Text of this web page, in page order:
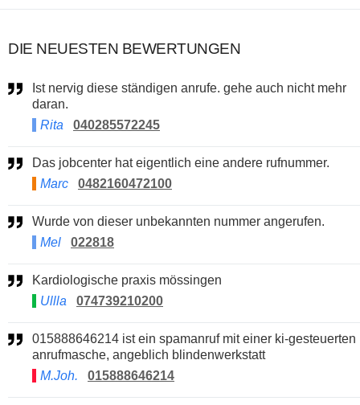
DIE NEUESTEN BEWERTUNGEN
daran.
Rita
040285572245
Das jobcenter hat eigentlich eine andere rufnummer.
Marc
0482160472100
Wurde von dieser unbekannten nummer angerufen.
Mel
022818
Kardiologische praxis mössingen
Ullla
074739210200
015888646214 ist ein spamanruf mit einer ki-gesteuerten
anrufmasche, angeblich blindenwerkstatt
M.Joh.
015888646214